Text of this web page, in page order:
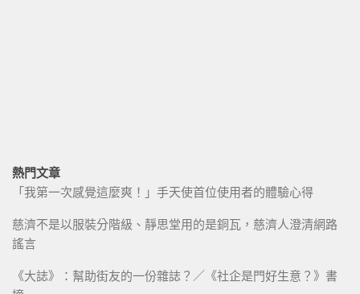
熱門文章
「我第一次感覺這麼爽！」手天使首位使用者的體驗心得
慈濟不是以服裝分階級、靜思堂用的是銅瓦，慈濟人澄清網路
謠言
《大誌》：幫助街友的一份雜誌？／《社企是門好生意？》書